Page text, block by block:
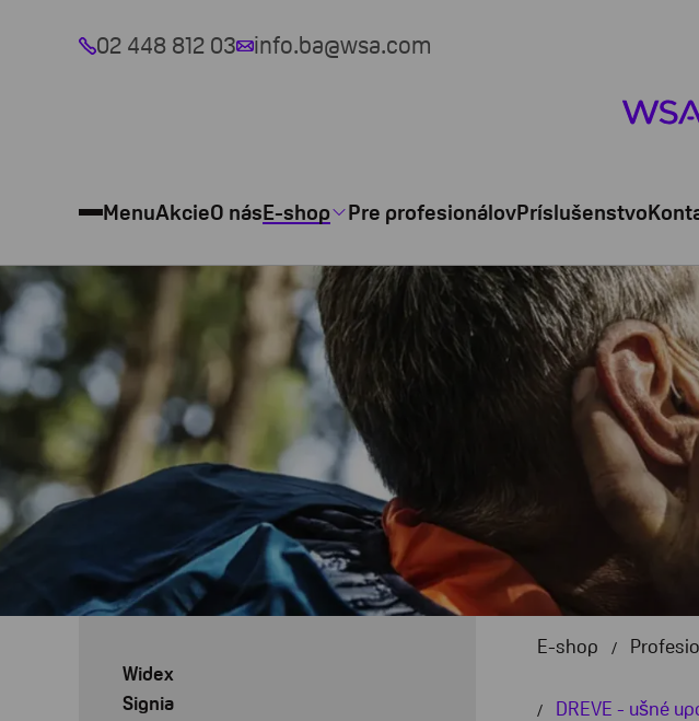
02 448 812 03 info.ba@wsa.com
MenuAkcieO násE-shop Pre profesionálovPríslušenstvo
Widex
Signia
E-shop
DREVE - ušné